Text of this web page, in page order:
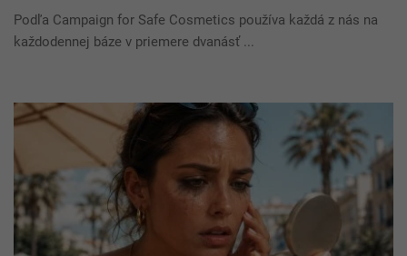
Podľa Campaign for Safe Cosmetics používa každá z nás na
každodennej báze v priemere dvanásť ...